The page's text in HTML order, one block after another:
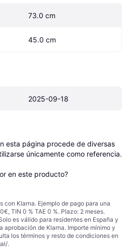
73.0 cm
45.0 cm
2025-09-18
esta página procede de diversas
únicamente como referencia.
en este producto?
con Klarna. Ejemplo de pago para una
TIN 0 % TAE 0 %. Plazo: 2 meses.
es válido para residentes en España y
aprobación de Klarna. Importe mínimo y
los términos y resto de condiciones en
.